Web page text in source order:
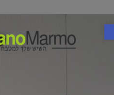
פתח סרגל נגישות